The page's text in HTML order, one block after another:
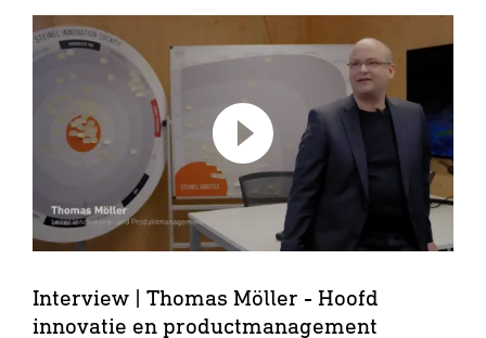
Interview | Thomas Möller - Hoofd
innovatie en productmanagement
×
Referentie | Parkeren &
Vervoer - Parkeergarage
×
Referentie | Kantoor- en
werkomgevingen -
Campana & Schott,
Frankfurt/Main
×
Referentie | Hotelbedrijf
- Park Inn by Radisson,
×
Interview | Torsten Born
- Hoofd
×
Interview | Thomas
Möller - Hoofd innovatie
×
Interview | Stefan Muth -
Product Manager
×
Interview | Sabrina
Schleicher - Junior
×
Interview | Klaus
Wördemann - Product
Manager Building
Intelligence